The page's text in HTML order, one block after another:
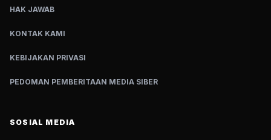
HAK JAWAB
KONTAK KAMI
KEBIJAKAN PRIVASI
PEDOMAN PEMBERITAAN MEDIA SIBER
SOSIAL MEDIA